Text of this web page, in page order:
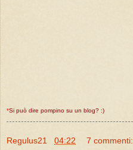
*Si può dire pompino su un blog? :)
Regulus21 04:22 7 commenti: